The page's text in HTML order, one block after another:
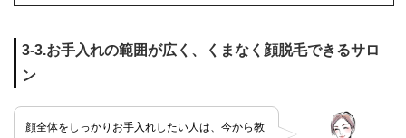
3-3.お手入れの範囲が広く、くまなく顔脱毛できるサロ
ン
顔全体をしっかりお手入れしたい人は、今から教